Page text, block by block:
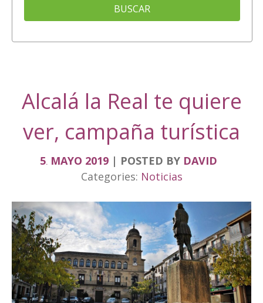
BUSCAR
Alcalá la Real te quiere
ver, campaña turística
5. MAYO 2019 POSTED BY DAVID
Categories: Noticias